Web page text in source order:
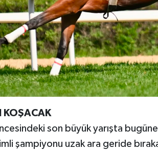
KOŞACAK
son büyük yarışta
şampiyonu uzak ara geride